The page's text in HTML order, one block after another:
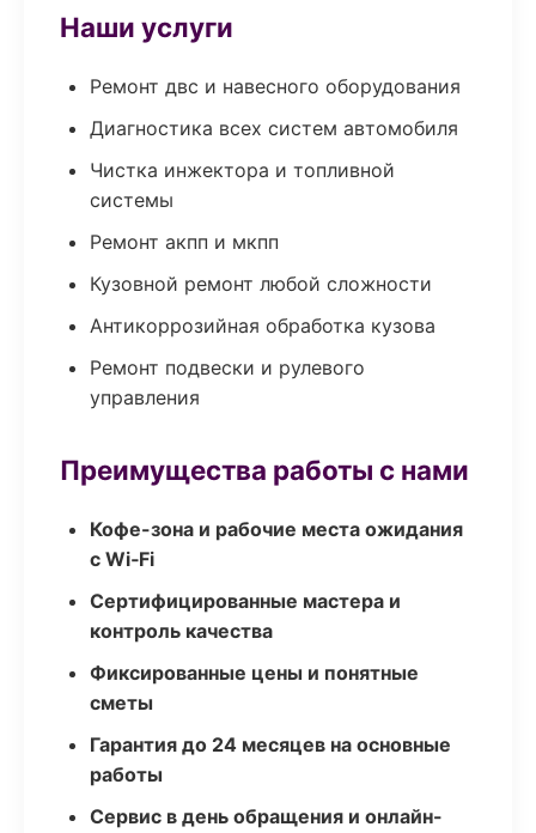
Наши услуги
Ремонт двс и навесного оборудования
Диагностика всех систем автомобиля
Чистка инжектора и топливной
системы
Ремонт акпп и мкпп
Кузовной ремонт любой сложности
Антикоррозийная обработка кузова
Ремонт подвески и рулевого
управления
Преимущества работы с нами
Кофе-зона и рабочие места ожидания
с Wi‑Fi
Сертифицированные мастера и
контроль качества
Фиксированные цены и понятные
сметы
Гарантия до 24 месяцев на основные
работы
Сервис в день обращения и онлайн-